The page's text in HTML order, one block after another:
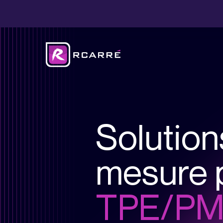
Libérez du temps
collaborateurs
mesure
TPE/